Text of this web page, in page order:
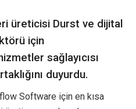
üreticisi Durst ve dijital
için
sağlayıcısı
duyurdu.
Software için en kısa